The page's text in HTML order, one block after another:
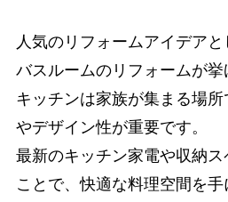
人気のリフォームアイデア
バスルームのリフォームが挙
キッチンは家族が集まる場
やデザイン性が重要です。
最新のキッチン家電や収納
ことで、快適な料理空間を